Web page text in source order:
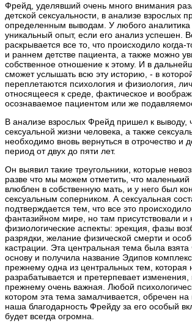
Фрейд, уделявший очень много внимания
детской сексуальности, в анализе взрослых
определенным выводам. У любого аналитика
уникальный опыт, если его анализ успешен.
раскрывается все то, что происходило когда-
и раннем детстве пациента, а также можно
собственное отношение к этому. И в
сможет услышать всю эту историю, - в
переплетаются психология и физиология,
относящееся к среде, фактическое и
осознаваемое пациентом или же
В анализе взрослых Фрейд пришел к выводу,
сексуальной жизни человека, а также
необходимо вновь вернуться в отрочество и
период от двух до пяти лет.
Он выявил такие треугольники, которые
разве что мы можем отметить, что
влюблен в собственную мать, и у него был
сексуальным соперником. А сексуальная
подтверждается тем, что все это
фантазийном мире, но там присутствовали и
физиологические аспекты: эрекция, фазы
разрядки, желание физической смерти и
кастрации. Эта центральная тема была
основу и получила название Эдипов
прежнему одна из центральных тем, которая
разрабатывается и претерпевает
прежнему очень важная. Любой
котором эта тема замалчивается, обречен
наша благодарность Фрейду за его особый
будет всегда огромна.